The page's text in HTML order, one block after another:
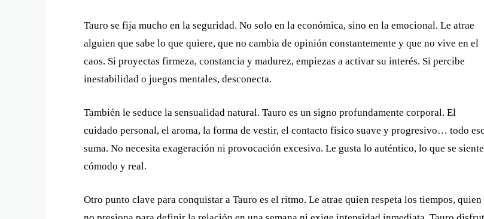
Tauro se fija mucho en la seguridad. No solo en la económica, sino en la emocional. Le atrae
alguien que sabe lo que quiere, que no cambia de opinión constantemente y que no vive en el
caos. Si proyectas firmeza, constancia y madurez, empiezas a activar su interés. Si percibe
inestabilidad o juegos mentales, desconecta.
También le seduce la sensualidad natural. Tauro es un signo profundamente corporal. El
cuidado personal, el aroma, la forma de vestir, el contacto físico suave y progresivo… todo
suma. No necesita exageración ni provocación excesiva. Le gusta lo auténtico, lo que se siente
cómodo y real.
Otro punto clave para conquistar a Tauro es el ritmo. Le atrae quien respeta los tiempos, quien